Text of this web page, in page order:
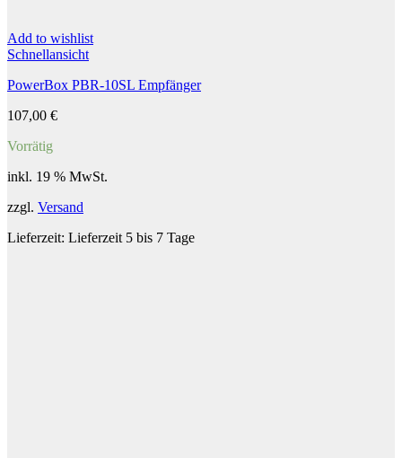
Add to wishlist
Schnellansicht
PowerBox PBR-10SL Empfänger
107,00 €
Vorrätig
inkl. 19 % MwSt.
zzgl. Versand
Lieferzeit: Lieferzeit 5 bis 7 Tage